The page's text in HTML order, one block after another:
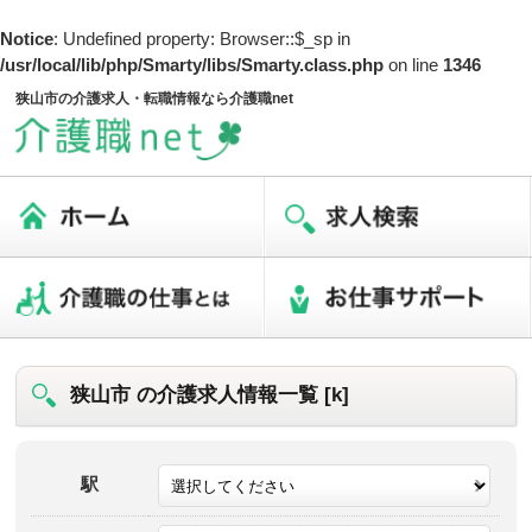
Notice: Undefined property: Browser::$_sp in
/usr/local/lib/php/Smarty/libs/Smarty.class.php on line 1346
狭山市の介護求人・転職情報なら介護職net
狭山市 の介護求人情報一覧 [k]
駅